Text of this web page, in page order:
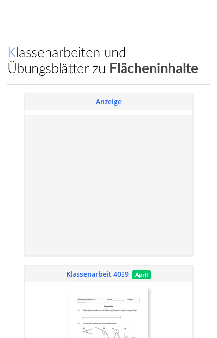
Klassenarbeiten und
Übungsblätter zu Flächeninhalte
Anzeige
Klassenarbeit 4039 April